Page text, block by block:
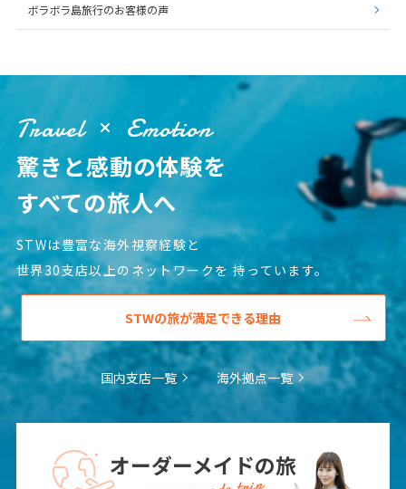
ボラボラ島旅行のお客様の声
Travel Emotion
驚きと感動の体験を
すべての旅人へ
STWは豊富な海外視察経験と
世界30支店以上のネットワークを 持っています。
STWの旅が満足できる理由
国内支店一覧 海外拠点一覧
オーダーメイドの旅